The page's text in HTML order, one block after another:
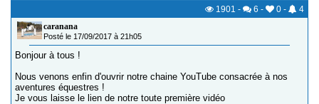
1901 - 6 - 0 -
4
caranana
Posté le 17/09/2017 à 21h05
Bonjour à tous !
Nous venons enfin d'ouvrir notre chaine YouTube consacrée à nos
aventures équestres !
Je vous laisse le lien de notre toute première vidéo